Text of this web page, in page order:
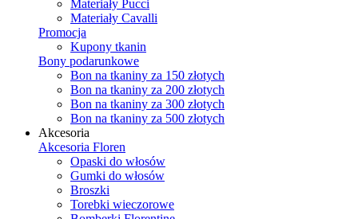
Materiały Pucci
Materiały Cavalli
Promocja
Kupony tkanin
Bony podarunkowe
Bon na tkaniny za 150 złotych
Bon na tkaniny za 200 złotych
Bon na tkaniny za 300 złotych
Bon na tkaniny za 500 złotych
Akcesoria
Akcesoria Floren
Opaski do włosów
Gumki do włosów
Broszki
Torebki wieczorowe